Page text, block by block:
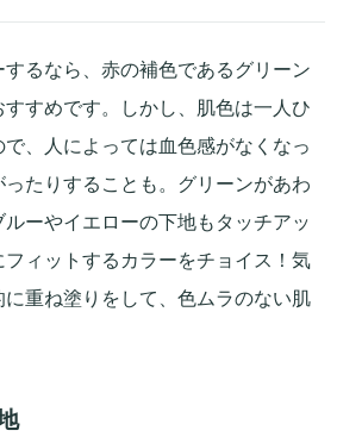
るなら、赤の補色であるグリーン
すめです。しかし、肌色は一人ひ
、人によっては血色感がなくなっ
たりすることも。グリーンがあわ
ーやイエローの下地もタッチアッ
ィットするカラーをチョイス！気
重ね塗りをして、色ムラのない肌